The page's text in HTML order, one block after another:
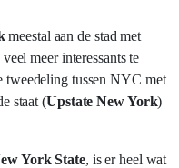
meestal aan de stad met
meer interessants te
tweedeling tussen NYC met
staat (Upstate New York)
York State, is er heel wat